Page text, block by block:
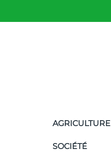
AGRICULTURE
SOCIÉTÉ